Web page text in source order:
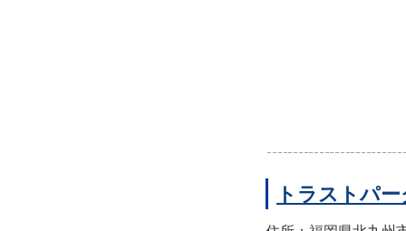
トラストパ